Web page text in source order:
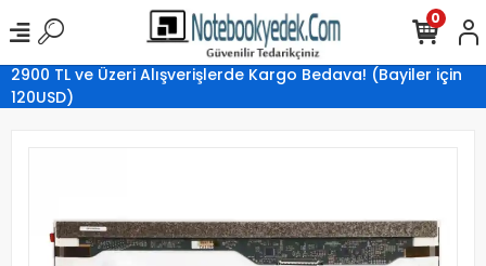
2900 TL ve Üzeri Alışverişlerde Kargo Bedava! (Bayiler için
120USD)
0